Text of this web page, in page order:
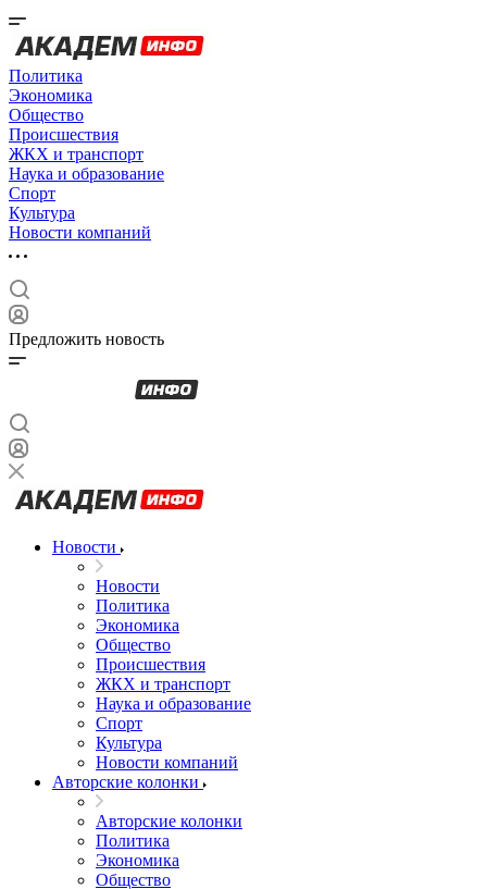
Политика
Экономика
Общество
Происшествия
ЖКХ и транспорт
Наука и образование
Спорт
Культура
Новости компаний
Предложить новость
Новости
Новости
Политика
Экономика
Общество
Происшествия
ЖКХ и транспорт
Наука и образование
Спорт
Культура
Новости компаний
Авторские колонки
Авторские колонки
Политика
Экономика
Общество